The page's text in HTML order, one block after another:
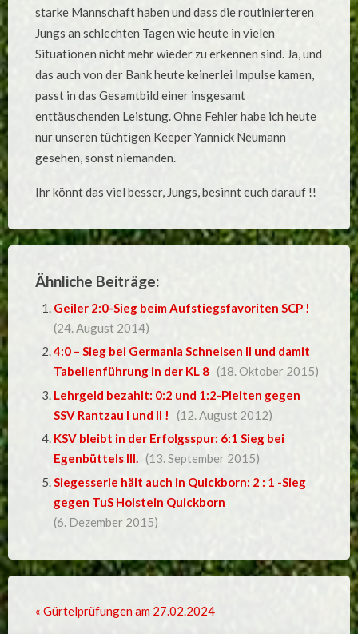
starke Mannschaft haben und dass die routinierteren
Jungs an schlechten Tagen wie heute in vielen
Situationen nicht mehr wieder zu erkennen sind. Ja, und
das auch von der Bank heute keinerlei Impulse kamen,
passt in das Gesamtbild einer insgesamt
enttäuschenden Leistung. Ohne Fehler habe ich heute
nur unseren tüchtigen Keeper Yannick Neumann
gesehen, sonst niemanden.
Ihr könnt das viel besser, Jungs, besinnt euch darauf !!
Ähnliche Beiträge:
Geiler 2:0-Sieg beim Aufstiegsfavoriten SCP !
(24. August 2014)
4:0 – Sieg bei Germania Schnelsen II und damit
Tabellenführung in der KL 8 (18. Oktober 2015)
Lehrgeld bezahlt: 0:2 und 1:2-Pleiten gegen
SSV Rantzau I und II !
(12. August 2012)
KSV bleibt in der Erfolgsspur: 6:1 Sieg bei
Egenbüttels III. (13. September 2015)
Siegesserie hält auch in Quickborn: 2 : 1 -Sieg
gegen TuS Holstein Quickborn
(6. Dezember 2015)
« Gürtelprüfungen am 27.02.2024